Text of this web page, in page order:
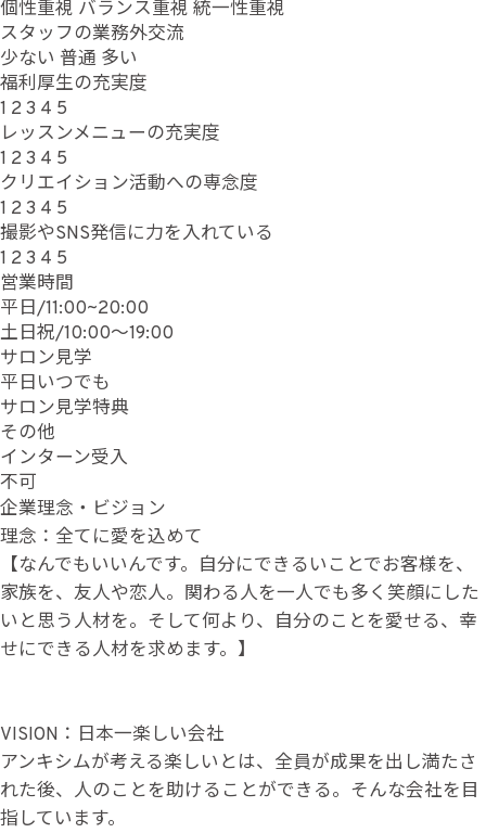
個性重視 バランス重視 統一性重視
スタッフの業務外交流
少ない 普通 多い
福利厚生の充実度
1 23 4 5
レッスンメニューの充実度
1 23 4 5
クリエイション活動への専念度
1 23 4 5
撮影やSNS発信に力を入れている
1 23 4 5
営業時間
平日/11:00~20:00
土日祝/10:00〜19:00
サロン見学
平日いつでも
サロン見学特典
その他
インターン受入
不可
企業理念・ビジョン
理念：全てに愛を込めて
【なんでもいいんです。自分にできるいことでお客様を、
家族を、友人や恋人。関わる人を一人でも多く笑顔にした
いと思う人材を。そして何より、自分のことを愛せる、幸
せにできる人材を求めます。】
VISION：日本一楽しい会社
アンキシムが考える楽しいとは、全員が成果を出し満たさ
れた後、人のことを助けることができる。そんな会社を目
指しています。